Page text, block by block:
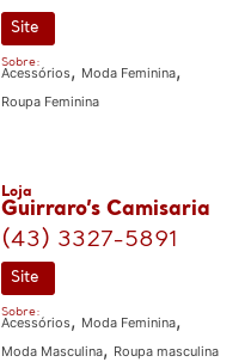
Site
Sobre:
Acessórios, Moda Feminina,
Roupa Feminina
Loja
Guirraro’s Camisaria
(43) 3327-5891
Site
Sobre:
Acessórios, Moda Feminina,
Moda Masculina, Roupa masculina